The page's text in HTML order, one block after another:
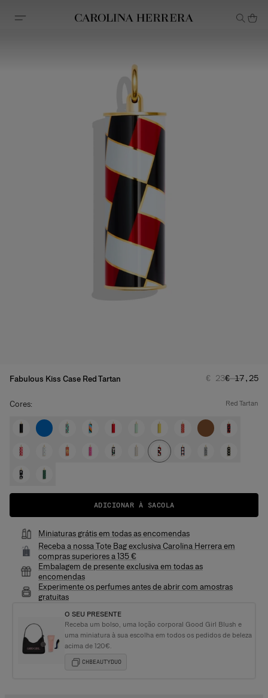
Declaração de acessibilidade
Fabulous Kiss Case Red Tartan Preço normal
€ 23Preço
€ 17,25
Cores: red tartan
ADICIONAR À SACOLA
Miniaturas grátis em todas as encomendas
Receba a nossa Tote Bag exclusiva Carolina Herrera em
compras superiores a 135 €
Embalagem de presente exclusiva em todas as
encomendas
Experimente os perfumes antes de abrir com amostras
gratuitas
O SEU PRESENTE
Receba um bolso, uma loção corporal Good Girl Blush e
uma miniatura à sua escolha em todos os pedidos de beleza
acima de 120€.
CHBEAUTYDUO